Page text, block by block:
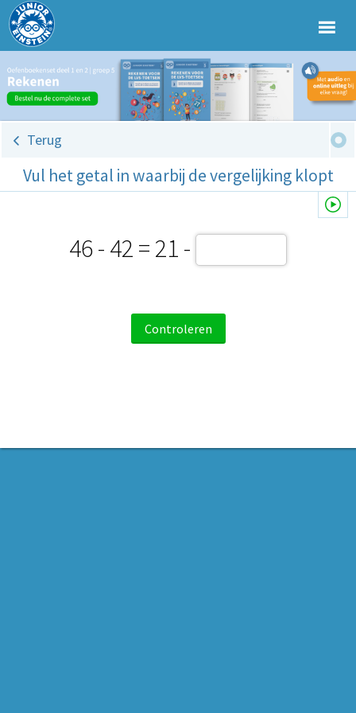
Terug
Vul het getal in waarbij de vergelijking klopt
46 - 42 = 21 -